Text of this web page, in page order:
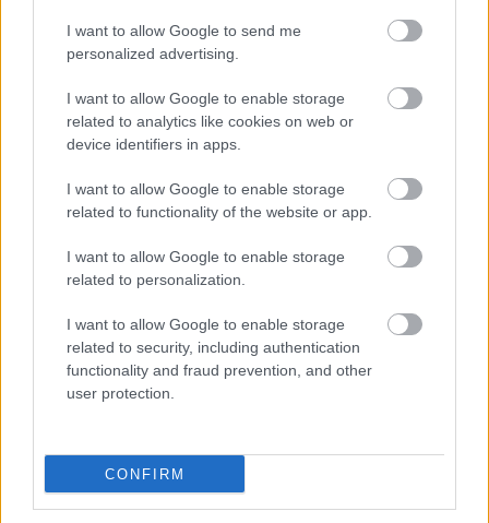
I want to allow Google to send me
personalized advertising.
I want to allow Google to enable storage
related to analytics like cookies on web or
device identifiers in apps.
I want to allow Google to enable storage
related to functionality of the website or app.
I want to allow Google to enable storage
related to personalization.
I want to allow Google to enable storage
related to security, including authentication
functionality and fraud prevention, and other
user protection.
CONFIRM
Korona II Kielce vs. Wisłoka Dębica - relacja, wynik na żywo,
transmisja
Wynik meczu Korona II Kielce - Wisłoka Dębica znajdziesz na naszej
stronie zaraz po jego zakończeniu. Jeżeli szukasz informacji meczowych,
zajrzyj tutaj:Korona II Kielce vs. Wisłoka Dębica - wynik, składy,
strzelcy
Jeżeli w internecie lub TV dostępna jest
albo innych spotkań III liga, gr. IV
na pewno znajdziesz takie informacje na naszym portalu. Możliwe jednak,
że nigdzie nie pojawi się stream online z tego pojedynku. Śledź portal
Asseco Resovia| Developres Rzeszów |ITA TOOLS Stal Mielec
Cellfast Wilki Krosno| Texom Stal Rzeszów|Stal Mielec
Motor Lublin|Stal Rzeszów| Stal Stalowa Wola|Wisła Kraków
Resovia|Wieczysta Kraków
Mecze dziś Wyniki LIVE Transmisje